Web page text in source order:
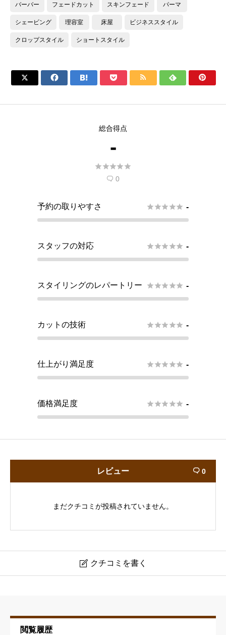
バーバー フェードカット スキンフェード パーマ
シェービング 理容室 床屋 ビジネススタイル
クロップスタイル ショートスタイル
      
総合得点
-

 0
予約の取りやすさ  -
スタッフの対応  -
スタイリングのレパートリー  -
カットの技術  -
仕上がり満足度  -
価格満足度  -
レビュー  0
まだクチコミが投稿されていません。
 クチコミを書く
閲覧履歴